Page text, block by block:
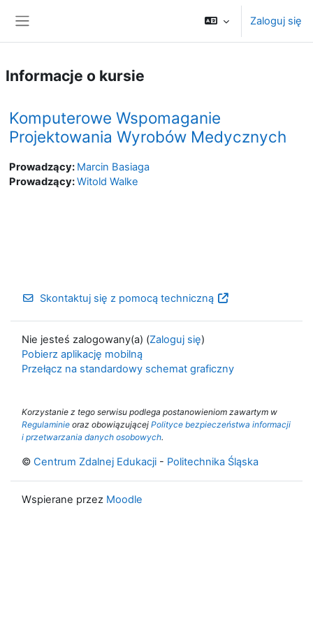
Zaloguj się
Informacje o kursie
Komputerowe Wspomaganie
Projektowania Wyrobów Medycznych
Prowadzący: Marcin Basiaga
Prowadzący:Witold Walke
Skontaktuj się z pomocą techniczną
Nie jesteś zalogowany(a) (Zaloguj się)
Pobierz aplikację mobilną
Przełącz na standardowy schemat graficzny
Korzystanie z tego serwisu podlega postanowieniom zawartym w
Regulaminie oraz obowiązującej Polityce bezpieczeństwa informacji
i przetwarzania danych osobowych.
© Centrum Zdalnej Edukacji - Politechnika Śląska
Wspierane przez Moodle